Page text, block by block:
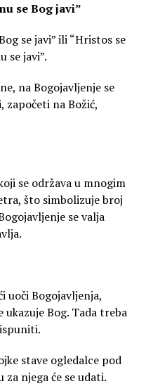
se Bog javi”
se javi” ili “Hristos se
se javi”.
na Bogojavljenje se
započeti na Božić,
se održava u mnogim
što simbolizuje broj
se valja
uoči Bogojavljenja,
ukazuje Bog. Tada treba
stave ogledalce pod
njega će se udati.